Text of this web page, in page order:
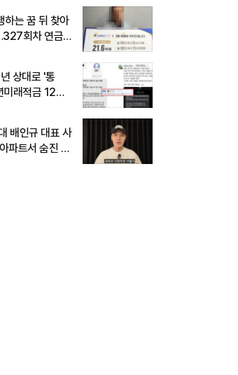
하는 꿈 뒤 찾아
회차 연금
상대로 '통
미래적금 12%
배인규 대표 사
파트서 숨진 채